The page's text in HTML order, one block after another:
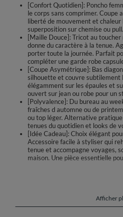
[Confort Quotidien]: Poncho
le corps sans comprimer.
liberté de mouvement et chaleur
superposition sur chemise ou pull.
[Maille Douce]: Tricot au
donne du caractère à la tenue.
porter toute la journée. Parfait
compléter une garde robe
[Coupe Asymétrique]: Bas
silhouette et couvre subtilement
élégamment sur les épaules et
ouvert sur jean ou robe pour un
[Polyvalence]: Du bureau au
fraîches d automne ou de
ou top léger. Alternative
tenues du quotidien et looks de
[Idée Cadeau]: Choix élégant
Accessoire facile à styliser qui
tenue et accompagne voyages,
maison. Une pièce essentielle
ample et le bas asymétrique offrent
un tombé élégant sur les épaules. Idéal
Afficher